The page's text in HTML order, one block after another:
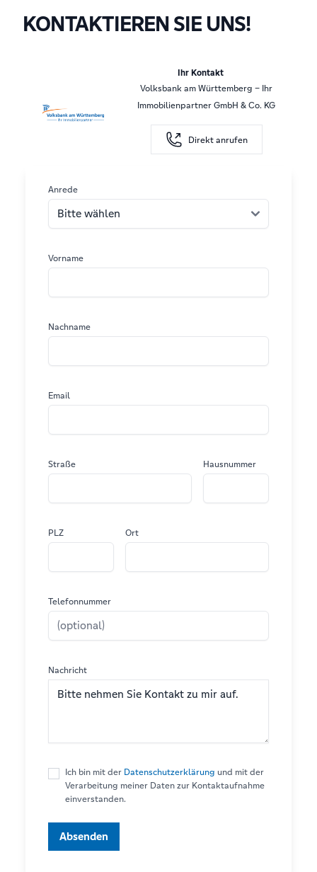
KONTAKTIEREN SIE UNS!
Ihr Kontakt
Volksbank am Württemberg – Ihr
Immobilienpartner GmbH & Co. KG
Direkt anrufen
Anrede
Vorname
Nachname
Email
Straße Hausnummer
PLZ Ort
Telefonnummer
Nachricht
Ich bin mit der Datenschutzerklärung und mit der
Verarbeitung meiner Daten zur Kontaktaufnahme
einverstanden.
Absenden